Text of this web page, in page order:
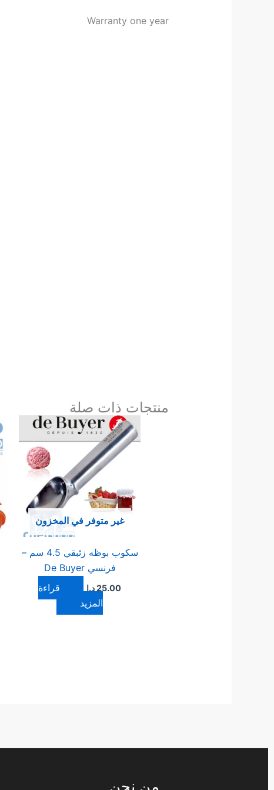
Warranty one year
منتجات ذات صلة
غير متوفر في المخزون
سكوب بوظه زئبقي 4.5 سم –
فرنسي De Buyer
25.00د.ا
قراءة
المزيد
من نحن